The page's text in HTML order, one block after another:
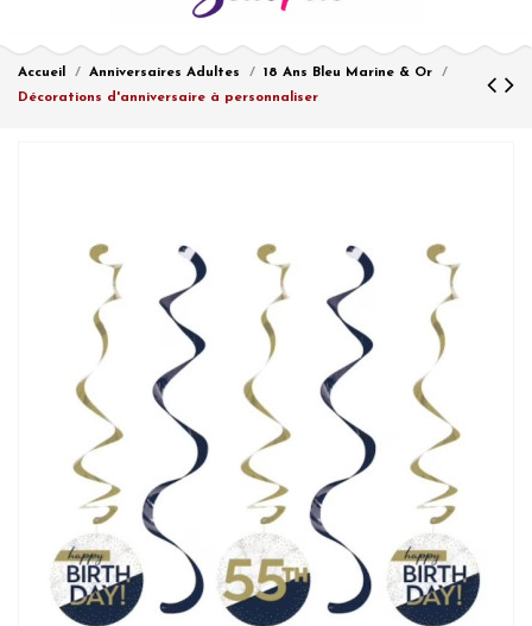
Accueil Anniversaires Adultes
18 Ans Bleu Marine & Or
Décorations d'anniversaire à personnaliser